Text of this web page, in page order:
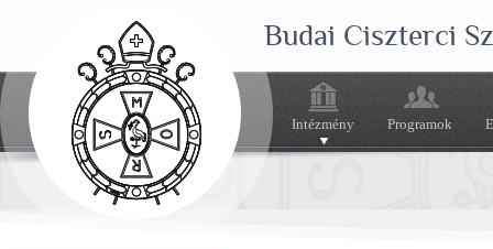
Budai Ciszterci
Intézmény Programok